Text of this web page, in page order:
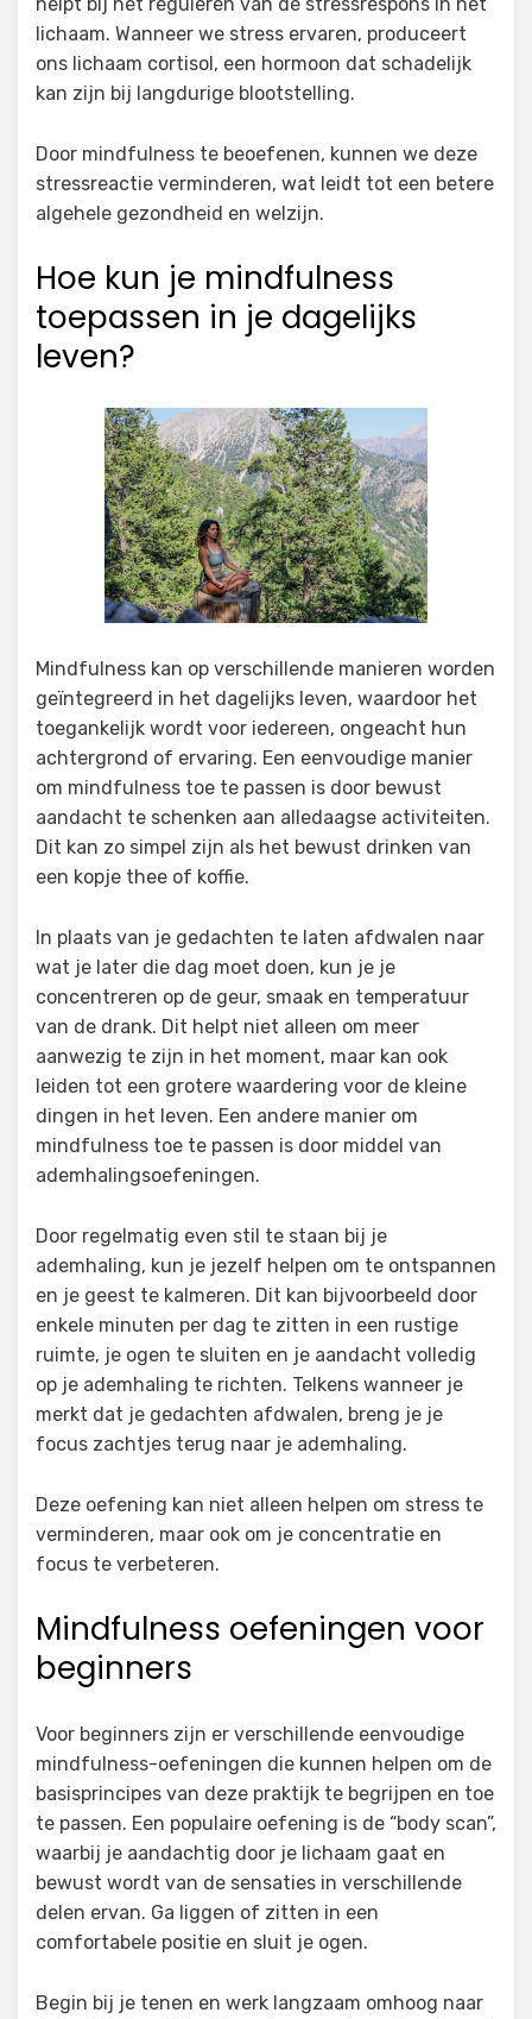
lichaam. Wanneer we stress ervaren, produceert
ons lichaam cortisol, een hormoon dat schadelijk
kan zijn bij langdurige blootstelling.
Door mindfulness te beoefenen, kunnen we deze
stressreactie verminderen, wat leidt tot een betere
algehele gezondheid en welzijn.
Hoe kun je mindfulness
toepassen in je dagelijks
leven?
Mindfulness kan op verschillende manieren worden
geïntegreerd in het dagelijks leven, waardoor het
toegankelijk wordt voor iedereen, ongeacht hun
achtergrond of ervaring. Een eenvoudige manier
om mindfulness toe te passen is door bewust
aandacht te schenken aan alledaagse activiteiten.
Dit kan zo simpel zijn als het bewust drinken van
een kopje thee of koffie.
In plaats van je gedachten te laten afdwalen naar
wat je later die dag moet doen, kun je je
concentreren op de geur, smaak en temperatuur
van de drank. Dit helpt niet alleen om meer
aanwezig te zijn in het moment, maar kan ook
leiden tot een grotere waardering voor de kleine
dingen in het leven. Een andere manier om
mindfulness toe te passen is door middel van
ademhalingsoefeningen.
Door regelmatig even stil te staan bij je
ademhaling, kun je jezelf helpen om te ontspannen
en je geest te kalmeren. Dit kan bijvoorbeeld door
enkele minuten per dag te zitten in een rustige
ruimte, je ogen te sluiten en je aandacht volledig
op je ademhaling te richten. Telkens wanneer je
merkt dat je gedachten afdwalen, breng je je
focus zachtjes terug naar je ademhaling.
Deze oefening kan niet alleen helpen om stress te
verminderen, maar ook om je concentratie en
focus te verbeteren.
Mindfulness oefeningen voor
beginners
Voor beginners zijn er verschillende eenvoudige
mindfulness-oefeningen die kunnen helpen om de
basisprincipes van deze praktijk te begrijpen en toe
te passen. Een populaire oefening is de “body scan”,
waarbij je aandachtig door je lichaam gaat en
bewust wordt van de sensaties in verschillende
delen ervan. Ga liggen of zitten in een
comfortabele positie en sluit je ogen.
Begin bij je tenen en werk langzaam omhoog naar